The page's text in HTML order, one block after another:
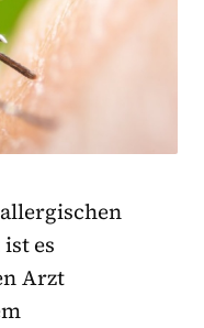
es
Arzt